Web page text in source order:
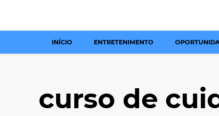
INÍCIO
ENTRETENIMENTO
curso de